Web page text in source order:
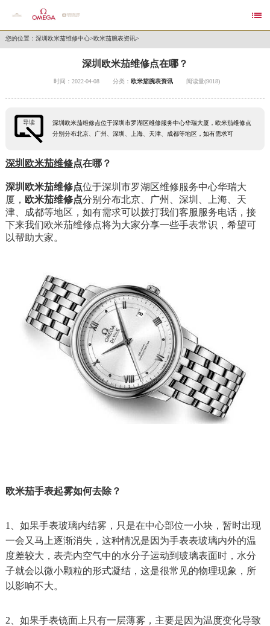

您的位置： 深圳欧米茄维修中心>欧米茄腕表资讯>
深圳欧米茄维修点在哪？
时间：2022-04-08 分类： 欧米茄腕表资讯 阅读量(9018)
导读
深圳欧米茄维修点位于深圳市罗湖区维修服务中心华瑞大厦，欧米茄维修点
分别分布北京、广州、深圳、上海、天津、成都等地区，如有需求可
深圳欧米茄维修点在哪？
深圳欧米茄维修点位于深圳市罗湖区维修服务中心华瑞大
厦， 欧米茄维修点分别分布北京、广州、深圳、上海、天
津、成都等地区，如有需求可以拨打我们客服服务电话，接
下来我们欧米茄维修点将为大家分享一些手表常识，希望可
以帮助大家。
欧米茄手表起雾如何去除？
1、如果手表玻璃内结雾，只是在中心部位一小块，暂时出现
一会又马上逐渐消失，这种情况是因为手表表玻璃内外的温
度差较大，表壳内空气中的水分子运动到玻璃表面时，水分
子就会以微小颗粒的形式凝结，这是很常见的物理现象，所
以影响不大。
2、如果手表镜面上只有一层薄雾，主要是因为温度变化导致